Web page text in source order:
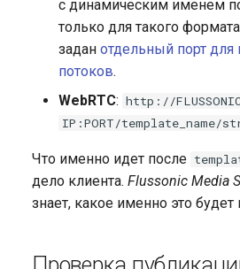
с динамическим именем
только для такого формата
задан отдельный порт для
потоков.
WebRTC: http://
IP:PORT/template_name/
Что именно идет после
дело клиента. Flussonic Media
знает, какое именно это будет